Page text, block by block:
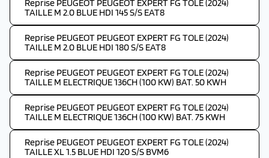
Reprise PEUGEOT PEUGEOT EXPERT FG TOLE (2024)
TAILLE M 2.0 BLUE HDI 145 S/S EAT8
Reprise PEUGEOT PEUGEOT EXPERT FG TOLE (2024)
TAILLE M 2.0 BLUE HDI 180 S/S EAT8
Reprise PEUGEOT PEUGEOT EXPERT FG TOLE (2024)
TAILLE M ELECTRIQUE 136CH (100 KW) BAT. 50 KWH
Reprise PEUGEOT PEUGEOT EXPERT FG TOLE (2024)
TAILLE M ELECTRIQUE 136CH (100 KW) BAT. 75 KWH
Reprise PEUGEOT PEUGEOT EXPERT FG TOLE (2024)
TAILLE XL 1.5 BLUE HDI 120 S/S BVM6